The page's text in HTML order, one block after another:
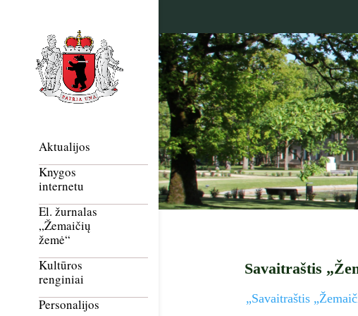
Aktualijos
Knygos
internetu
El. žurnalas
„Žemaičių
žemė“
Kultūros
renginiai
Personalijos
Savaitraštis
„Savaitraštis